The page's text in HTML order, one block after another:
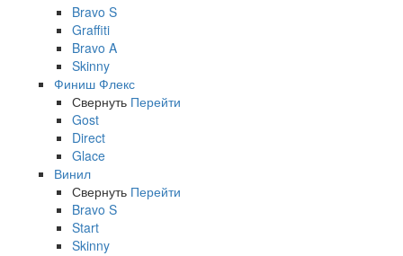
Bravo S
Graffiti
Bravo A
Skinny
Финиш Флекс
Свернуть Перейти
Gost
Direct
Glace
Винил
Свернуть Перейти
Bravo S
Start
Skinny